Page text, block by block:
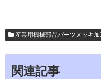
産業用機械部品パーツメッキ
関連記事